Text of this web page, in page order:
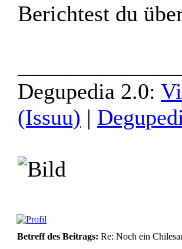
Berichtest du
Degupedia 2.0:
(Issuu) |
Betreff des Beitrags: Re: Noch ein